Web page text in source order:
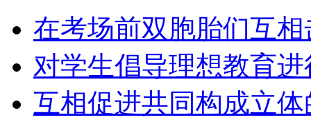
在考场前双胞胎们互
对学生倡导理想教育
互相促进共同构成立